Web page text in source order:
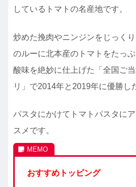
しているトマトの名産地です。
炒めた挽肉やニンジンをじっく
のルーに北本産のトマトをたっ
酸味を絶妙に仕上げた「全国ご
リ」で2014年と2019年に優勝し
パスタにかけてトマトパスタに
スメです。
おすすめトッピング